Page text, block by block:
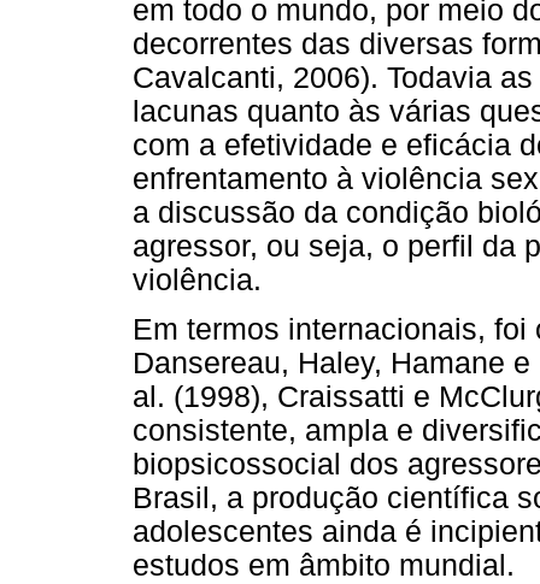
em todo o mundo, por meio
decorrentes das diversas
Cavalcanti, 2006). Todavia
lacunas quanto às várias
com a efetividade e eficácia
enfrentamento à violência
a discussão da condição
agressor, ou seja, o perfil da
violência.
Em termos internacionais,
Dansereau, Haley, Hamane
al. (1998), Craissatti e
consistente, ampla e
biopsicossocial dos
Brasil, a produção científica
adolescentes ainda é
estudos em âmbito mundial.